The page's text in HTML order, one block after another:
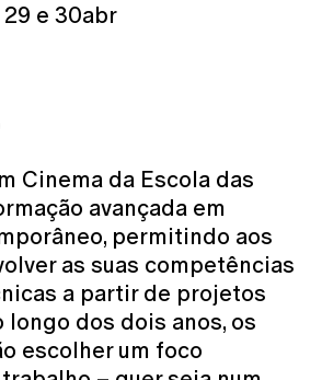
e 30abr
Cinema da Escola das
avançada em
permitindo aos
as suas competências
a partir de projetos
longo dos dois anos, os
escolher um foco